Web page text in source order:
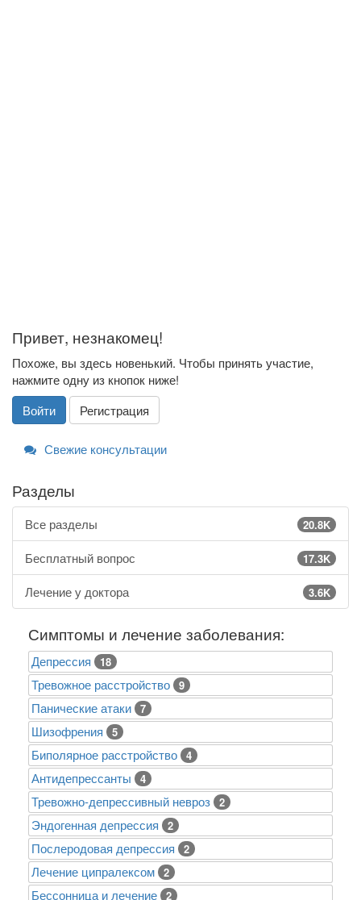
Привет, незнакомец!
Похоже, вы здесь новенький. Чтобы принять участие,
нажмите одну из кнопок ниже!
Войти
Регистрация
Свежие консультации
Разделы
Все разделы 20.8K
Бесплатный вопрос 17.3K
Лечение у доктора 3.6K
Симптомы и лечение заболевания:
Депрессия 18
Тревожное расстройство 9
Панические атаки 7
Шизофрения 5
Биполярное расстройство 4
Антидепрессанты 4
Тревожно-депрессивный невроз 2
Эндогенная депрессия 2
Послеродовая депрессия 2
Лечение ципралексом 2
Бессонница и лечение 2